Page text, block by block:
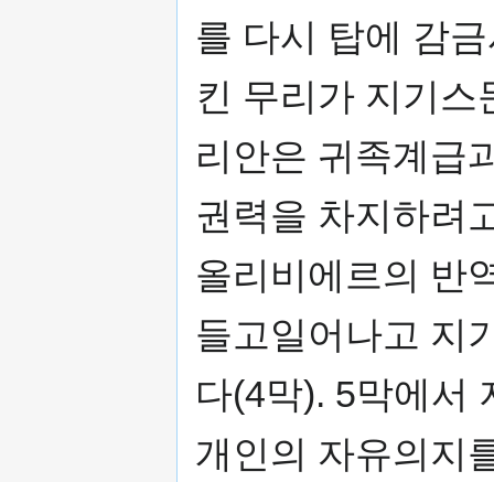
를 다시 탑에 감
킨 무리가 지기스
리안은 귀족계급
권력을 차지하려
올리비에르의 반
들고일어나고 지
다(4막). 5막에서
개인의 자유의지